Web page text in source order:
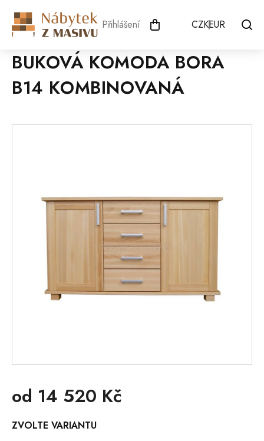
obsah
Přihlášení CZKEUR
BUKOVÁ KOMODA BORA
B14 KOMBINOVANÁ
od 14 520 Kč
cena:
ZVOLTE VARIANTU